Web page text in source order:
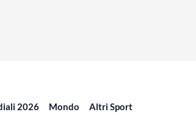
2026 Mondo Altri Sport